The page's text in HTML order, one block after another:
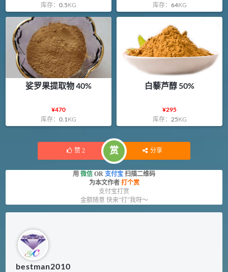
库存： 0.5KG
库存： 64KG
娑罗果提取物 40%
¥470
库存： 0.1KG
白藜芦醇 50%
¥295
库存： 25KG
赞 2 赏 分享
用 微信 OR 支付宝 扫描二维码
为本文作者 打个赏
支付宝打赏
金额随意 快来“打”我呀～
bestman2010